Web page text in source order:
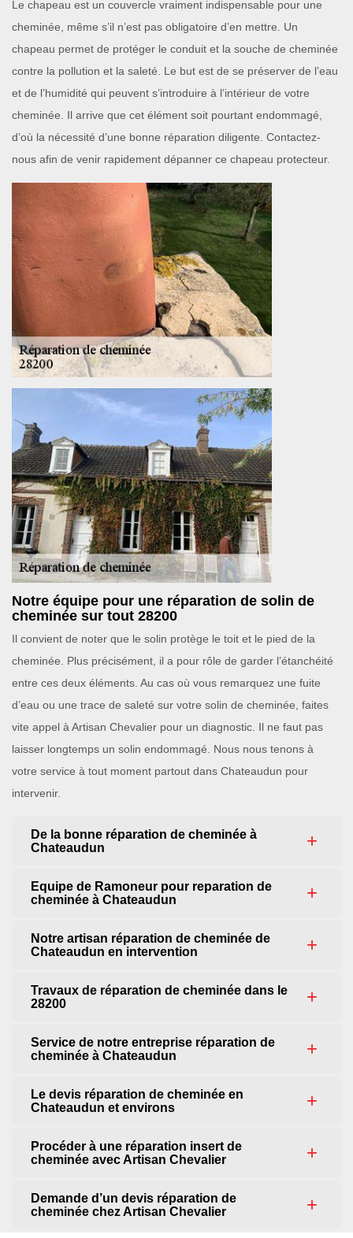
Le chapeau est un couvercle vraiment indispensable pour une
cheminée, même s’il n’est pas obligatoire d’en mettre. Un
chapeau permet de protéger le conduit et la souche de cheminée
contre la pollution et la saleté. Le but est de se préserver de l’eau
et de l’humidité qui peuvent s’introduire à l’intérieur de votre
cheminée. Il arrive que cet élément soit pourtant endommagé,
d’où la nécessité d’une bonne réparation diligente. Contactez-
nous afin de venir rapidement dépanner ce chapeau protecteur.
Notre équipe pour une réparation de solin de
cheminée sur tout 28200
Il convient de noter que le solin protège le toit et le pied de la
cheminée. Plus précisément, il a pour rôle de garder l’étanchéité
entre ces deux éléments. Au cas où vous remarquez une fuite
d’eau ou une trace de saleté sur votre solin de cheminée, faites
vite appel à Artisan Chevalier pour un diagnostic. Il ne faut pas
laisser longtemps un solin endommagé. Nous nous tenons à
votre service à tout moment partout dans Chateaudun pour
intervenir.
De la bonne réparation de cheminée à
Chateaudun
Equipe de Ramoneur pour reparation de
cheminée à Chateaudun
Notre artisan réparation de cheminée de
Chateaudun en intervention
Travaux de réparation de cheminée dans le
28200
Service de notre entreprise réparation de
cheminée à Chateaudun
Le devis réparation de cheminée en
Chateaudun et environs
Procéder à une réparation insert de
cheminée avec Artisan Chevalier
Demande d’un devis réparation de
cheminée chez Artisan Chevalier